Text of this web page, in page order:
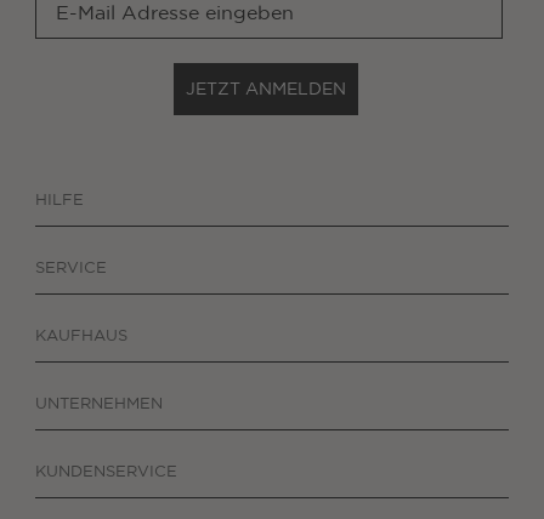
JETZT ANMELDEN
HILFE
SERVICE
KAUFHAUS
UNTERNEHMEN
KUNDENSERVICE